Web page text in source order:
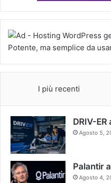
I più recenti
DRIV-
Agosto 5,
Palantir
Agosto 4,